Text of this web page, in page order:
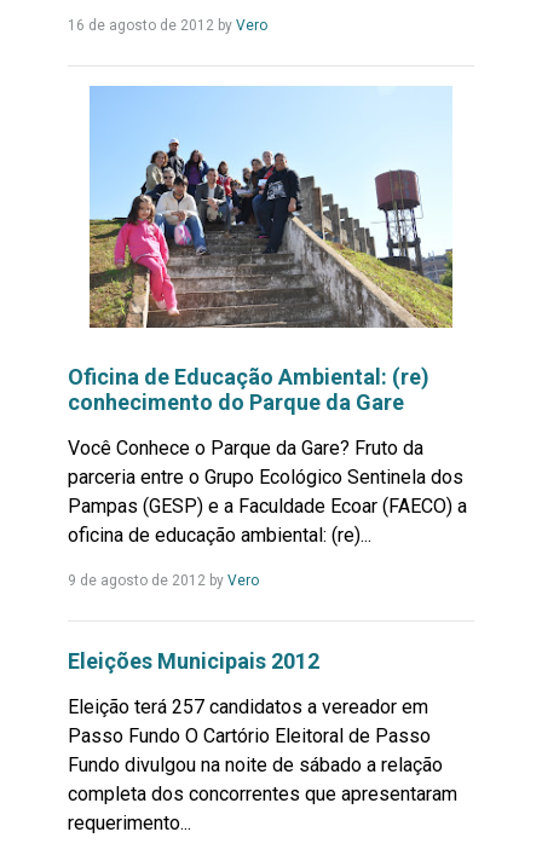
16 de agosto de 2012by VeroLeia
Oficina de Educação Ambiental: (re)
conhecimento do Parque da Gare
Você Conhece o Parque da Gare? Fruto da
parceria entre o Grupo Ecológico Sentinela dos
Pampas (GESP) e a Faculdade Ecoar (FAECO) a
oficina de educação ambiental: (re)...
9 de agosto de 2012by VeroLeia
Eleições Municipais 2012
Eleição terá 257 candidatos a vereador em
Passo Fundo O Cartório Eleitoral de Passo
Fundo divulgou na noite de sábado a relação
completa dos concorrentes que apresentaram
requerimento...